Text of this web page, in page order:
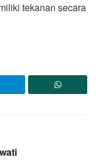
tekanan secara